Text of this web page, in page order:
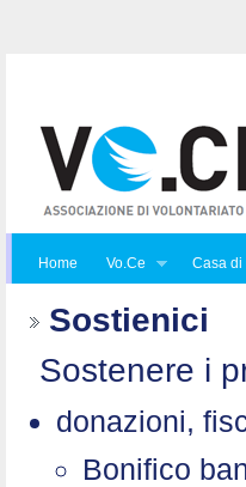
Home Vo.Ce Casa di
Sostienici
Sostenere i
donazioni,
Bonifico